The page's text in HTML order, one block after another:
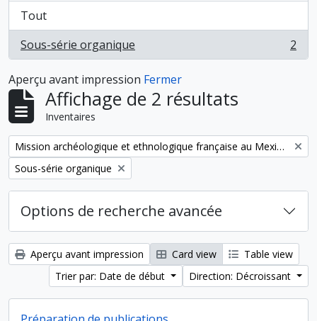
Tout
Sous-série organique
, 2 résultats 2
Aperçu avant impression Fermer
Affichage de 2 résultats
Inventaires
Remove filter:
Mission archéologique et ethnologique française au Mexique
Remove filter:
Sous-série organique
Options de recherche avancée
Aperçu avant impression Card view
Table view
Trier par: Date de début
Direction: Décroissant